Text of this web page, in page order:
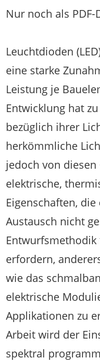
Nur noch als
Leuchtdioden
eine starke
Leistung je
Entwicklung hat
bezüglich ihrer
herkömmliche
jedoch von
elektrische,
Eigenschaften,
Austausch nicht
erfordern,
wie das
elektrische
Applikationen zu
Arbeit wird der
spektral